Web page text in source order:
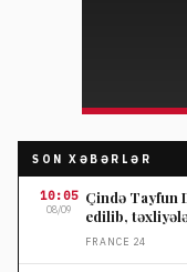
SON XƏBƏRLƏR
10:05
08/09
Çində Tayfun
edilib,
FRANCE 24